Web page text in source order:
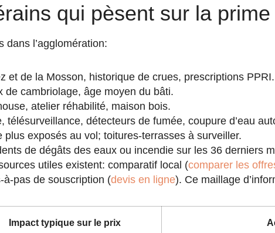
qui pèsent sur la prime
dans l’agglomération:
et de la Mosson, historique de crues, prescriptions PPRI.
de cambriolage, âge moyen du bâti.
atelier réhabilité, maison bois.
télésurveillance, détecteurs de fumée, coupure d’eau
plus exposés au vol; toitures-terrasses à surveiller.
de dégâts des eaux ou incendie sur les 36 derniers
utiles existent: comparatif local (comparer les
à-pas de souscription (devis en ligne). Ce maillage
Impact typique sur le prix